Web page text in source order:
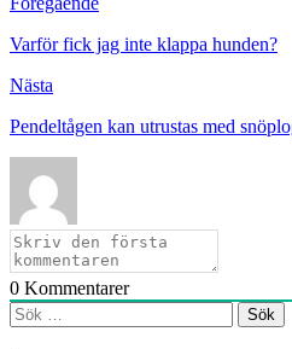
Varför fick jag inte klappa hunden?
Nästa
Pendeltågen kan utrustas med
0 Kommentarer
Sök
efter: